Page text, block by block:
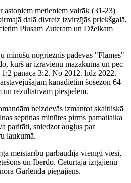
astoņiem metieniem vairāk (31-23)
daļā divreiz izvirzījās priekšgalā,
Piusam Zuteram un Džeikam
minūšu nogrieznis padevās "Flames"
kurš ar izrāvienu mazākumā un pēc
panāca 3:2. No 2012. līdz 2022.
kanādietim šosezon 64
un rezultatīvām piespēlēm.
neizdevās izmantot skaitliskā
septiņas minūtes pirms pamatlaika
paritāti, sniedzot augļus par
laukumā.
meistarību pārbaudīja vienīgi viesi,
un Iberdo. Ceturtajā izgājienu
Gārlenda piegājiens.